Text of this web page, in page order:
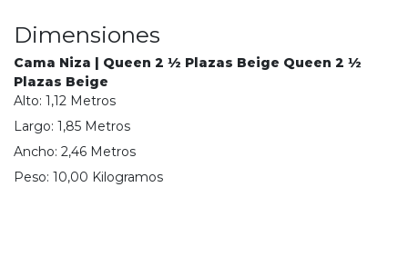
Dimensiones
Cama Niza | Queen 2 ½ Plazas Beige Queen 2 ½
Plazas Beige
Alto: 1,12 Metros
Largo: 1,85 Metros
Ancho: 2,46 Metros
Peso: 10,00 Kilogramos